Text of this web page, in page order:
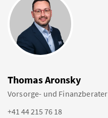
Thomas Aronsky
Vorsorge- und Finanzberater
+41 44 215 76 18